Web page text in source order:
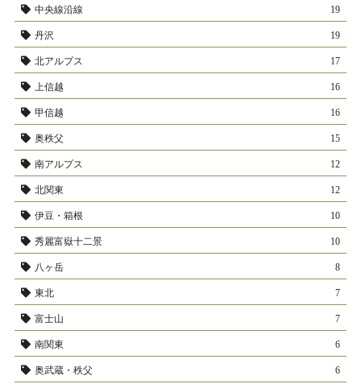
中央線沿線 19
丹沢 19
北アルプス 17
上信越 16
甲信越 16
奥秩父 15
南アルプス 12
北関東 12
伊豆・箱根 10
秀麗富嶽十二景 10
八ヶ岳 8
東北 7
富士山 7
南関東 6
奥武蔵・秩父 6